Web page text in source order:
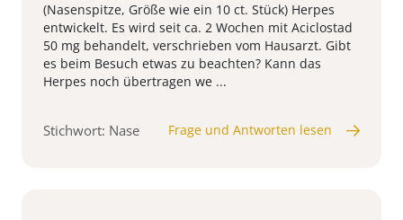
(Nasenspitze, Größe wie ein 10 ct. Stück) Herpes
entwickelt. Es wird seit ca. 2 Wochen mit Aciclostad
50 mg behandelt, verschrieben vom Hausarzt. Gibt
es beim Besuch etwas zu beachten? Kann das
Herpes noch übertragen we ...
Stichwort: Nase Frage und Antworten lesen